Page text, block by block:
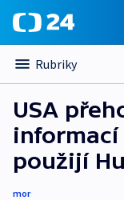
Rubriky
USA
informací
použijí
mor